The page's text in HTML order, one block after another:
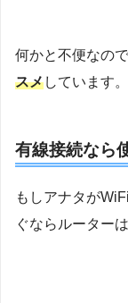
何かと不便なので
スメしています。
有線接続なら
もしアナタが
ぐならルーター